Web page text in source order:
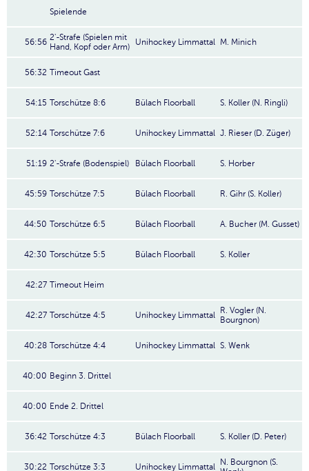
Spielende
56:56 2'-Strafe (Spielen mit
Hand, Kopf oder Arm)
Unihockey Limmattal M. Minich
56:32 Timeout Gast
54:15 Torschütze 8:6 Bülach Floorball S. Koller (N. Ringli)
52:14 Torschütze 7:6 Unihockey Limmattal J. Rieser (D. Züger)
51:19 2'-Strafe (Bodenspiel) Bülach Floorball S. Horber
45:59 Torschütze 7:5 Bülach Floorball R. Gihr (S. Koller)
44:50 Torschütze 6:5 Bülach Floorball A. Bucher (M. Gusset)
42:30 Torschütze 5:5 Bülach Floorball S. Koller
42:27 Timeout Heim
42:27 Torschütze 4:5 Unihockey Limmattal
R. Vogler (N.
Bourgnon)
40:28 Torschütze 4:4 Unihockey Limmattal S. Wenk
40:00 Beginn 3. Drittel
40:00 Ende 2. Drittel
36:42 Torschütze 4:3 Bülach Floorball S. Koller (D. Peter)
30:22 Torschütze 3:3 Unihockey Limmattal
N. Bourgnon (S.